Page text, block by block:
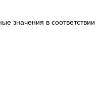
значения в